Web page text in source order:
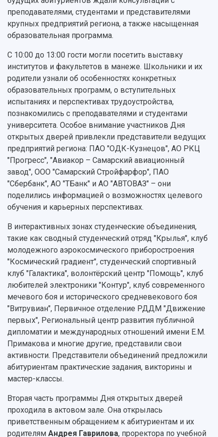
Кампус
3D-тур по университету
Учебный аэродром
Центр истории авиационных двигателей
Ботанический сад
Умный дом бабочек
Международный межвузовский кампус
Сведения об образовательной организации
Официальные документы
Противодействие COVID-19
Журналы Самарского университета
Научные конференции
Патенты
Публикации и издания
Отчеты о проведенных конференциях
преподавателями, студентами и представителями
крупных предприятий региона, а также насыщенная
образовательная программа.
С 10:00 до 13:00 гости могли посетить выставку
институтов и факультетов в манеже. Школьники и их
родители узнали об особенностях конкретных
образовательных программ, о вступительных
испытаниях и перспективах трудоустройства,
познакомились с преподавателями и студентами
университета. Особое внимание участников Дня
открытых дверей привлекли представители ведущих
предприятий региона: ПАО "ОДК-Кузнецов", АО РКЦ
"Прогресс", "Авиакор – Самарский авиационный
завод", ООО "Самарский Стройфарфор", ПАО
"Сбербанк", АО "ТБанк" и АО "АВТОВАЗ" – они
поделились информацией о возможностях целевого
обучения и карьерных перспективах.
В интерактивных зонах студенческие объединения,
такие как сводный студенческий отряд "Крылья", клуб
молодежного аэрокосмического приборостроения
"Космический градиент", студенческий спортивный
клуб "Галактика", волонтёрский центр "Помощь", клуб
любителей электроники "Контур", клуб современного
мечевого боя и исторического средневекового боя
"Витрувиан", Первичное отделение РДДМ "Движение
первых", Региональный центр развития публичной
дипломатии и международных отношений имени Е.М.
Примакова и многие другие, представили свои
активности. Представители объединений предложили
абитуриентам практические задания, викторины и
мастер-классы.
Вторая часть программы Дня открытых дверей
проходила в актовом зале. Она открылась
приветственным обращением к абитуриентам и их
родителям Андрея Гаврилова, проректора по учебной